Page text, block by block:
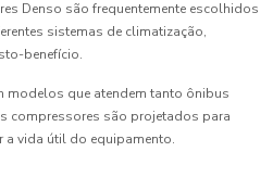
Denso são frequentemente escolhidos
sistemas de climatização,
benefício.
modelos que atendem tanto ônibus
compressores são projetados para
a vida útil do equipamento.